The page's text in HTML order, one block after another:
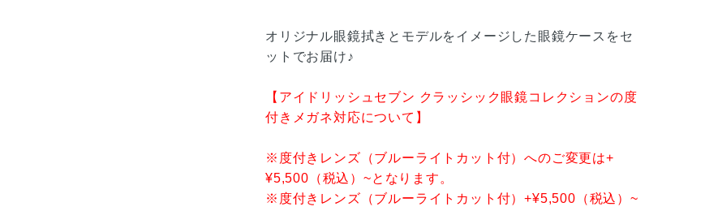
オリジナル眼鏡拭きとモデルをイメージした眼鏡ケースをセ
ットでお届け♪
【アイドリッシュセブン クラッシック眼鏡コレクションの度
付きメガネ対応について】
※度付きレンズ（ブルーライトカット付）へのご変更は+
¥5,500（税込）~となります。
※度付きレンズ（ブルーライトカット付）+¥5,500（税込）~